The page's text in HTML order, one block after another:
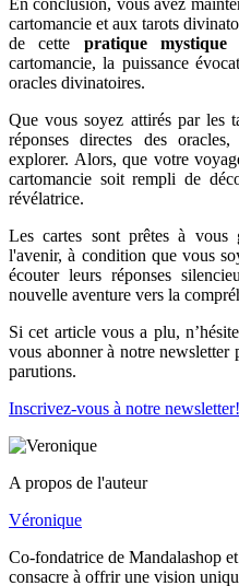
En conclusion, vous avez
cartomancie et aux tarots
de cette pratique mystique
cartomancie, la puissance
oracles divinatoires.
Que vous soyez attirés par les
réponses directes des
explorer. Alors, que votre
cartomancie soit rempli de
révélatrice.
Les cartes sont prêtes à vous
l'avenir, à condition que vous
écouter leurs réponses
nouvelle aventure vers la
Si cet article vous a plu,
vous abonner à notre newsletter
parutions.
Inscrivez-vous à notre newsletter!
A propos de l'auteur
Véronique
Co-fondatrice de Mandalashop
consacre à offrir une vision